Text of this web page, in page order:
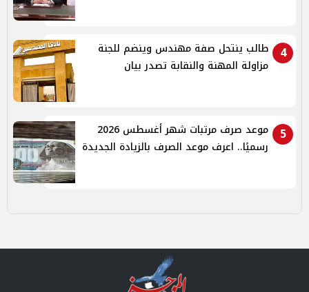
4
طالب ينتحل صفة مهندس وينضم للجنة
مزاولة المهنة والنقابة تصدر بيان
5
موعد صرف مرتبات شهر أغسطس 2026
رسميًا.. اعرف موعد الصرف بالزيادة الجديدة